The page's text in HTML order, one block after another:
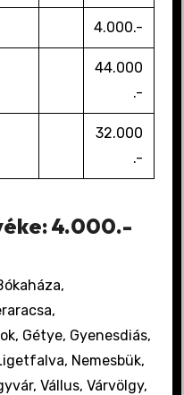
4.000.-
44.000
.-
32.000
.-
4.000.-
Gétye, Gyenesdiás,
Nemesbük,
Vállus, Várvölgy,